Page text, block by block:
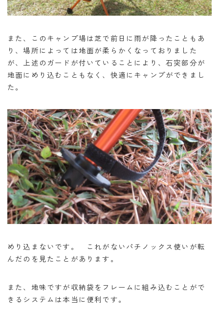
また、このキャンプ場は芝で前日に雨が降ったこともあ
り、場所によっては地面が柔らかくなっておりました
が、上述のガードが付いていることにより、石突部分が
地面にめり込むこともなく、快適にキャンプができまし
た。
めり込まないです。 これがないパチノックス使いが転
んだのを見たことがあります。
また、地味ですが収納袋をフレームに組み込むことがで
きるシステムは本当に便利です。